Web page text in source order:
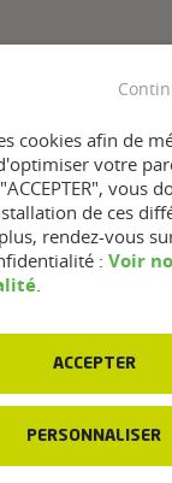
cookies afin de
votre
vous
de ces
rendez-vous
: Voir
.
ACCEPTER
PERSONNALISER